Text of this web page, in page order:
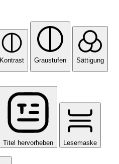
Kontrast Graustufen Sättigung
Titel hervorheben Lesemaske